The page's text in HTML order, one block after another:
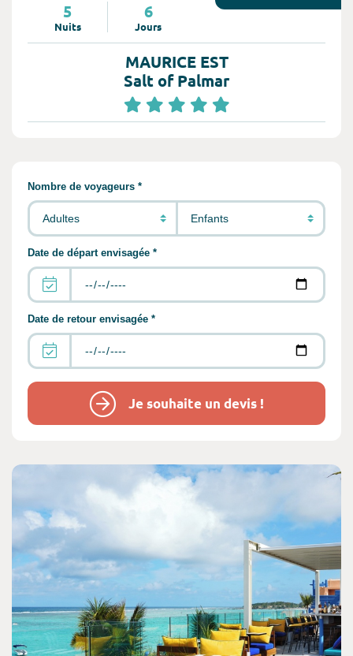
5
Nuits
6
Jours
MAURICE EST
Salt of Palmar
Remplir les informations concernant
Nombre de voyageurs *
Date de départ envisagée *
Date de retour envisagée *
Je souhaite un devis !